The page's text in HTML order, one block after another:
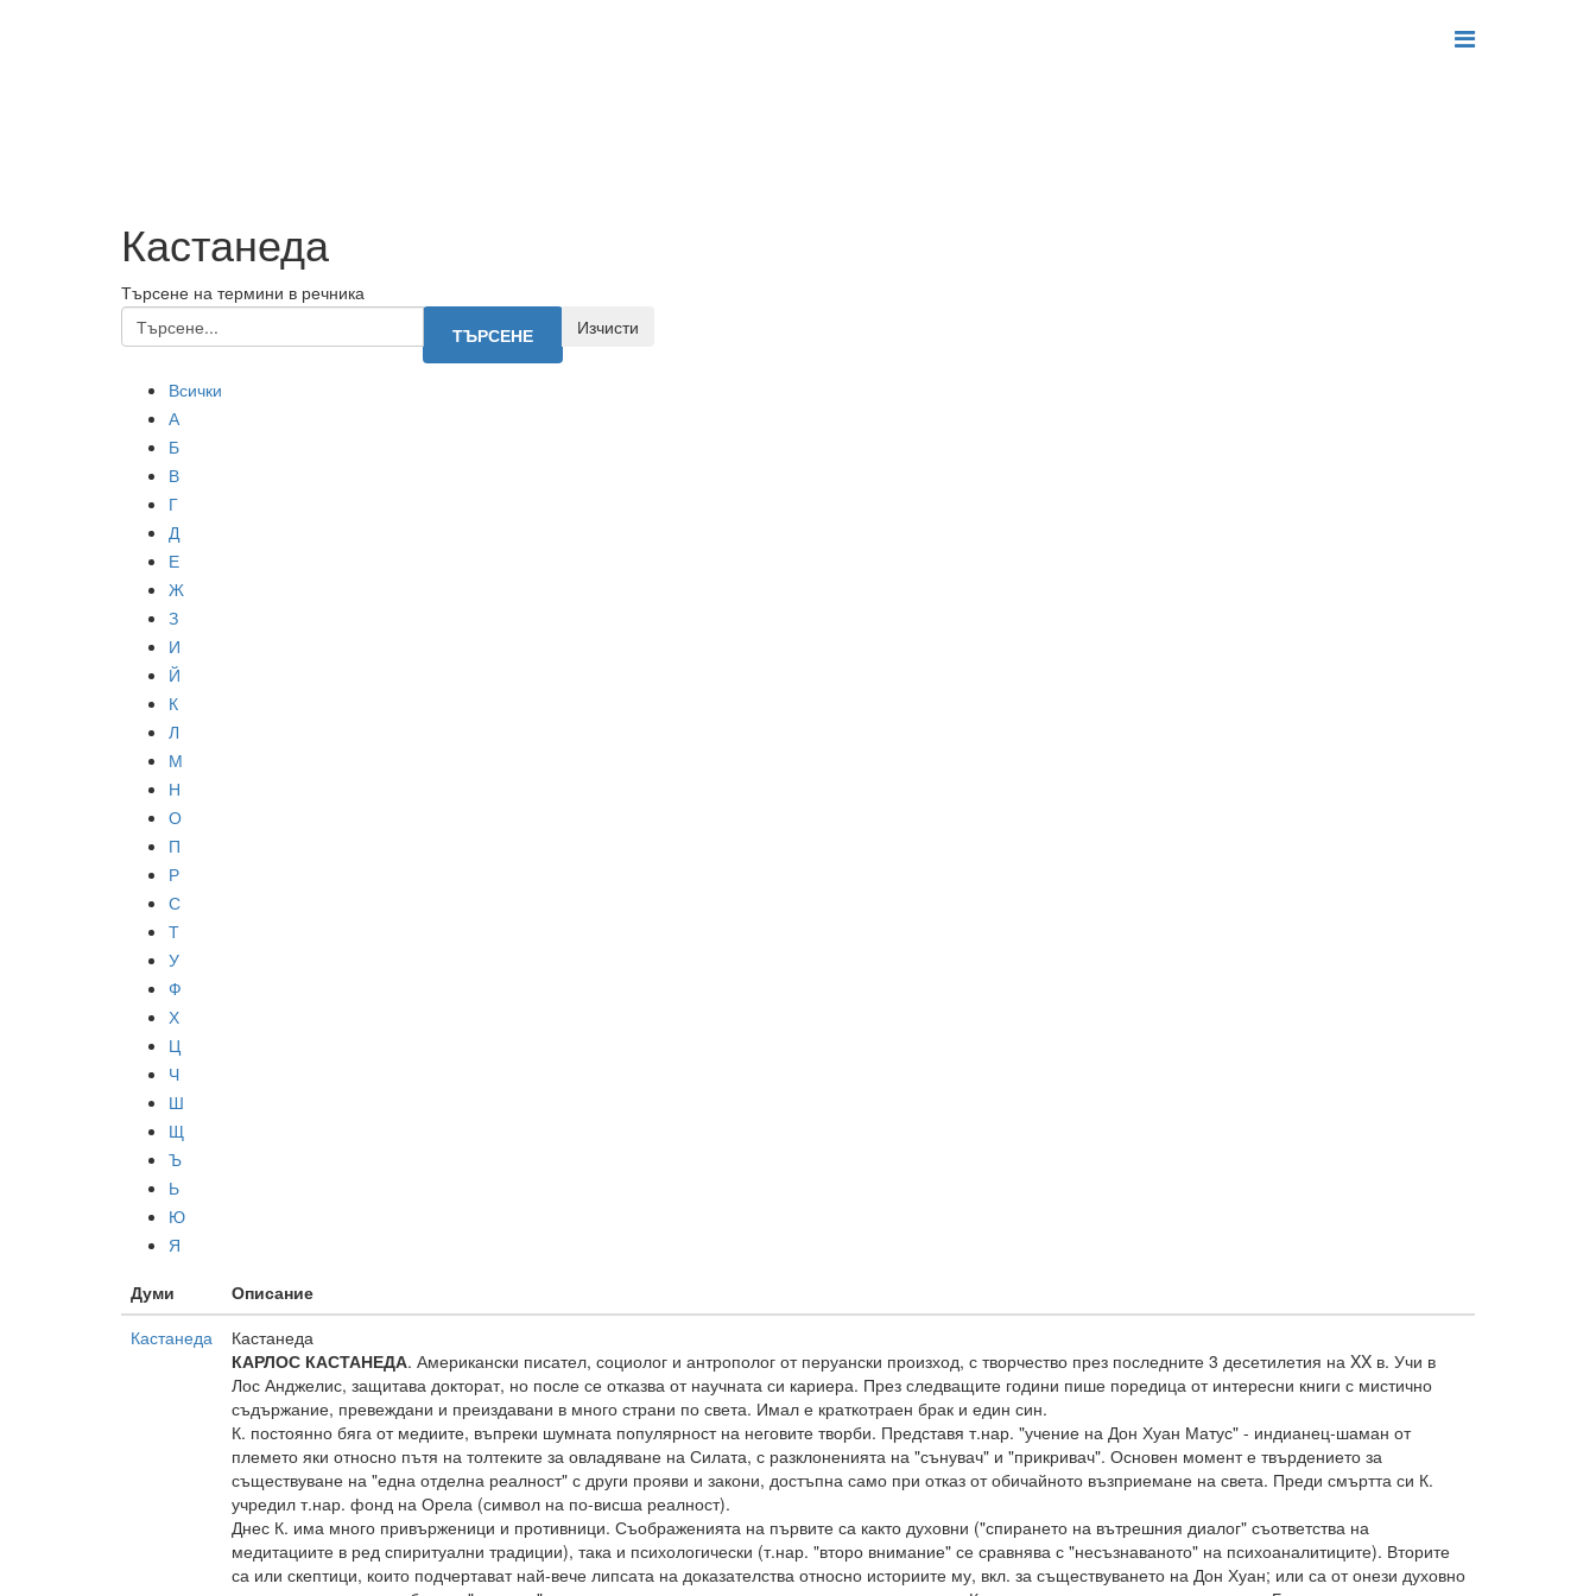
Кастанеда
Търсене на термини в речника
Всички
А
Б
В
Г
Д
Е
Ж
З
И
Й
К
Л
М
Н
О
П
Р
С
Т
У
Ф
Х
Ц
Ч
Ш
Щ
Ъ
Ь
Ю
Я
Думи
Описание
Кастанеда
Кастанеда
КАРЛОС КАСТАНЕДА. Американски писател, социолог и антрополог от перуански произход, с творчество през последните 3 десетилетия на XX в. Учи в
Лос Анджелис, защитава докторат, но после се отказва от научната си кариера. През следващите години пише поредица от интересни книги с мистично
съдържание, превеждани и преиздавани в много страни по света. Имал е краткотраен брак и един син.
К. постоянно бяга от медиите, въпреки шумната популярност на неговите творби. Представя т.нар. "учение на Дон Хуан Матус" - индианец-шаман от
племето яки относно пътя на толтеките за овладяване на Силата, с разклоненията на "сънувач" и "прикривач". Основен момент е твърдението за
съществуване на "една отделна реалност" с други прояви и закони, достъпна само при отказ от обичайното възприемане на света. Преди смъртта си К.
учредил т.нар. фонд на Орела (символ на по-висша реалност).
Днес К. има много привърженици и противници. Съображенията на първите са както духовни ("спирането на вътрешния диалог" съответства на
медитациите в ред спиритуални традиции), така и психологически (т.нар. "второ внимание" се сравнява с "несъзнаваното" на психоаналитиците). Вторите
са или скептици, които подчертават най-вече липсата на доказателства относно историите му, вкл. за съществуването на Дон Хуан; или са от онези духовно